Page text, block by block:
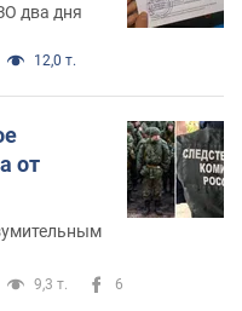
два дня
12,0 т.
от
9,3 т. 6